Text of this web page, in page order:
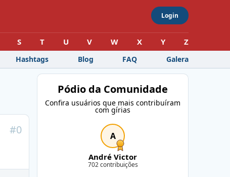
Login
S T U V W X Y Z
Hashtags Blog FAQ Galera
#0
Pódio da Comunidade
Confira usuários que mais contribuíram
com gírias
A
André Victor
702 contribuições